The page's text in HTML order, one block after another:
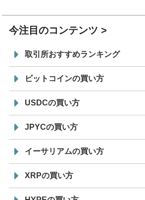
今注目のコンテンツ
取引所おすすめランキング
ビットコインの買い方
USDCの買い方
JPYCの買い方
イーサリアムの買い方
XRPの買い方